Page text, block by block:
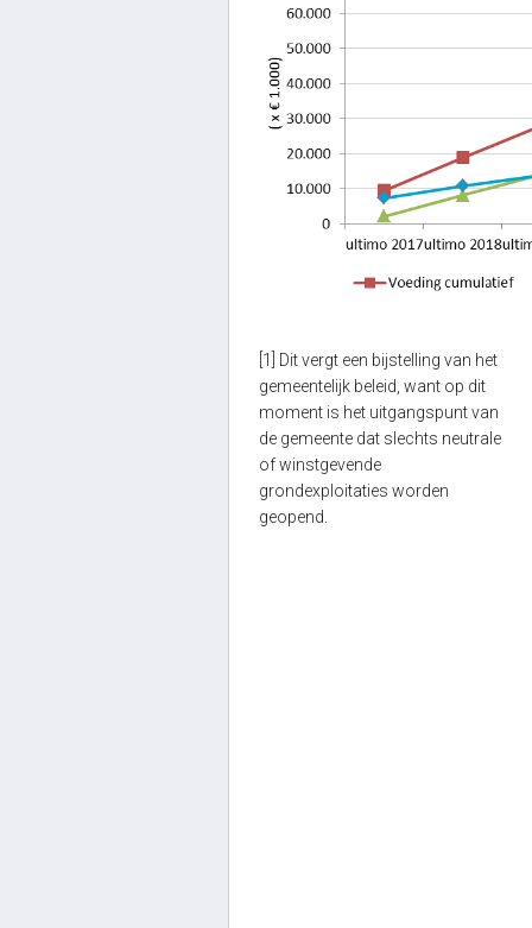
[1]
Dit vergt een bijstelling van het
gemeentelijk beleid, want op dit
moment is het uitgangspunt van
de gemeente dat slechts neutrale
of winstgevende
grondexploitaties worden
geopend.